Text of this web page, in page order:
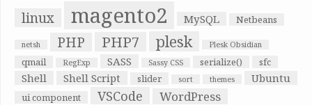
linux magento2 MySQL Netbeans
netsh PHP PHP7 plesk Plesk Obsidian
qmail RegExp SASS Sassy CSS serialize() sfc
Shell Shell Script slider sort themes Ubuntu
ui component VSCode
WordPress